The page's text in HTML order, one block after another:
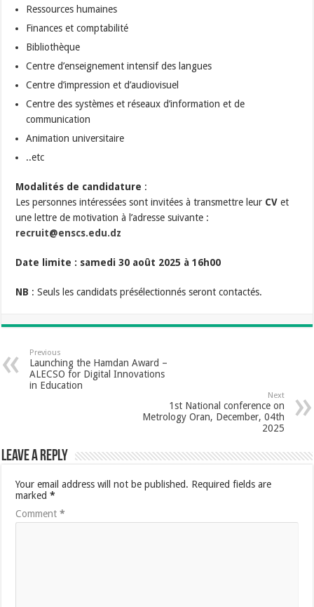
Ressources humaines
Finances et comptabilité
Bibliothèque
Centre d’enseignement intensif des langues
Centre d’impression et d’audiovisuel
Centre des systèmes et réseaux d’information et de
communication
Animation universitaire
..etc
Modalités de candidature :
Les personnes intéressées sont invitées à transmettre leur CV et
une lettre de motivation à l’adresse suivante :
recruit@enscs.edu.dz
Date limite : samedi 30 août 2025 à 16h00
NB : Seuls les candidats présélectionnés seront contactés.
Previous
Launching the Hamdan Award –
ALECSO for Digital Innovations
in Education
Next
1st National conference on
Metrology Oran, December, 04th
2025
Leave a Reply
Your email address will not be published. Required fields are
marked*
Comment*